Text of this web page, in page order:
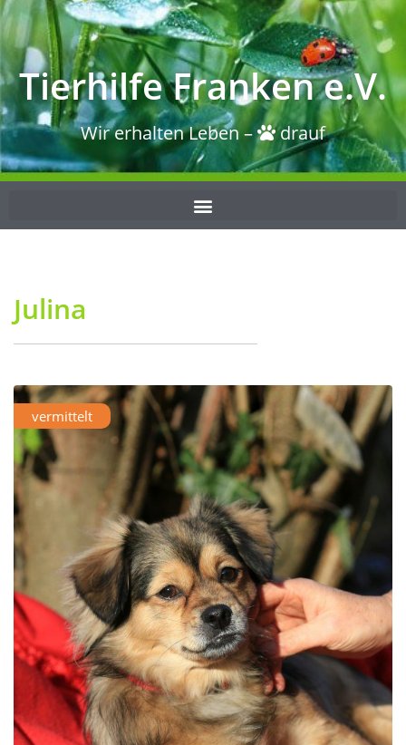
Tierhilfe Franken e.V.
Wir erhalten Leben – drauf
Julina
vermittelt